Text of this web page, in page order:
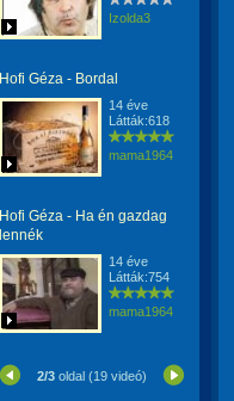
Izolda3
Hofi Géza - Bordal
14 éve
Látták:618
mama1964
Hofi Géza - Ha én gazdag
lennék
14 éve
Látták:754
mama1964
2/3 oldal (19 videó)